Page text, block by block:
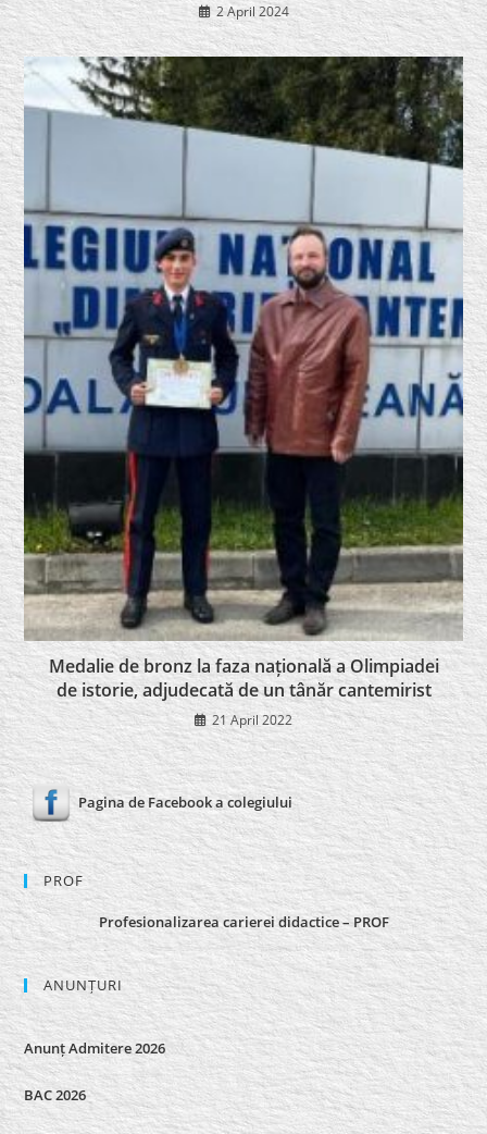
2 April 2024
Medalie de bronz la faza națională a Olimpiadei
de istorie, adjudecată de un tânăr cantemirist
21 April 2022
Pagina de Facebook a colegiului
PROF
Profesionalizarea carierei didactice – PROF
ANUNȚURI
Anunț Admitere 2026
BAC 2026